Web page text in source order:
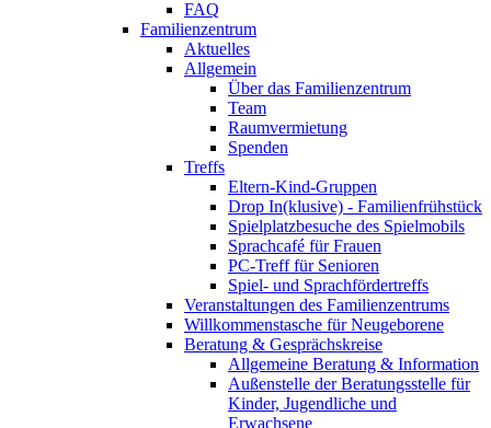
FAQ
Familienzentrum
Aktuelles
Allgemein
Über das Familienzentrum
Team
Raumvermietung
Spenden
Treffs
Eltern-Kind-Gruppen
Drop In(klusive) - Familienfrühstück
Spielplatzbesuche des Spielmobils
Sprachcafé für Frauen
PC-Treff für Senioren
Spiel- und Sprachfördertreffs
Veranstaltungen des Familienzentrums
Willkommenstasche für Neugeborene
Beratung & Gesprächskreise
Allgemeine Beratung & Information
Außenstelle der Beratungsstelle für
Kinder, Jugendliche und
Erwachsene